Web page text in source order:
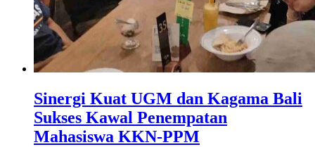
Sinergi Kuat UGM dan Kagama Bali
Sukses Kawal Penempatan
Mahasiswa KKN-PPM